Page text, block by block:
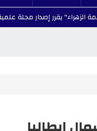
إصدار مجلة علمية ويعلن آجال